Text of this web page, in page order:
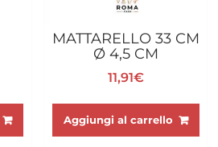
MATTARELLO 33 CM
Ø 4,5 CM
11,91€
Aggiungi al carrello